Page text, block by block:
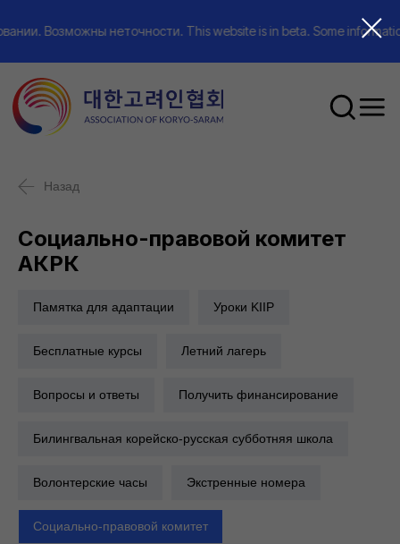
Возможны неточности. This website is in beta. Some
Назад
Социально-правовой комитет
АКРК
Памятка для адаптации Уроки KIIP
Бесплатные курсы Летний лагерь
Вопросы и ответы Получить финансирование
Билингвальная корейско-русская субботняя школа
Волонтерские часы Экстренные номера
Социально-правовой комитет